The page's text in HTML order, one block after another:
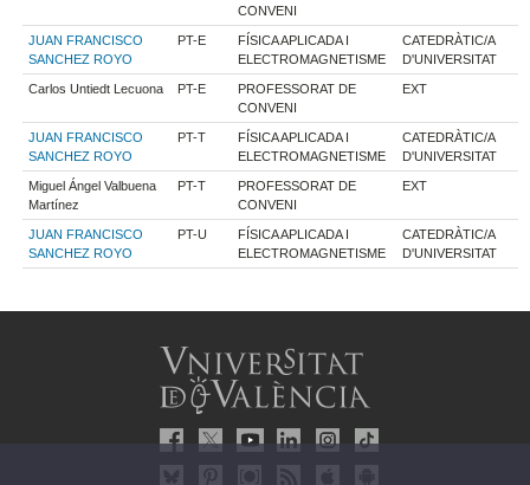
CONVENI
JUAN FRANCISCO
SANCHEZ ROYO
PT-E
FÍSICA APLICADA I
ELECTROMAGNETISME
CATEDRÀTIC/A
D'UNIVERSITAT
Carlos Untiedt Lecuona PT-E
PROFESSORAT DE
CONVENI
EXT
JUAN FRANCISCO
SANCHEZ ROYO
PT-T
FÍSICA APLICADA I
ELECTROMAGNETISME
CATEDRÀTIC/A
D'UNIVERSITAT
Miguel Ángel Valbuena
Martínez
PT-T
PROFESSORAT DE
CONVENI
EXT
JUAN FRANCISCO
SANCHEZ ROYO
PT-U
FÍSICA APLICADA I
ELECTROMAGNETISME
CATEDRÀTIC/A
D'UNIVERSITAT